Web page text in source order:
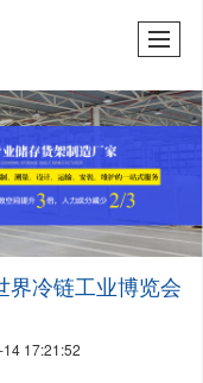
界冷链工业博览会
17:21:52